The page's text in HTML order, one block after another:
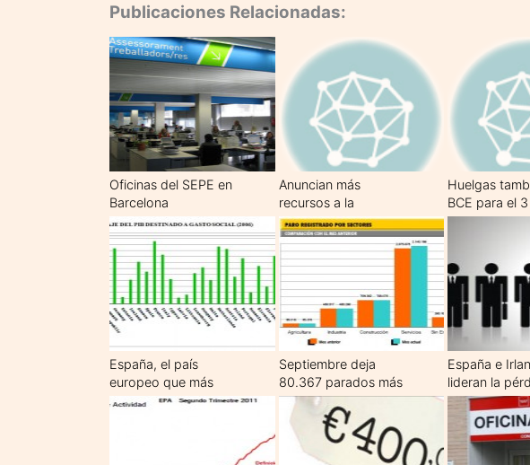
Publicaciones Relacionadas:
Oficinas del SEPE en
Barcelona
Anuncian más
recursos a la
protección por
desempleo
Huelgas
BCE para el
España, el país
europeo que más
invierte en protección
Septiembre deja
80.367 parados más
España e
lideran la
autónomos